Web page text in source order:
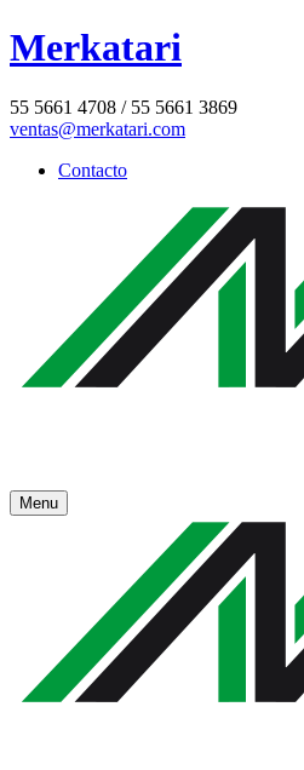
Merkatari
55 5661 4708 / 55 5661 3869
ventas@merkatari.com
Contacto
Menu